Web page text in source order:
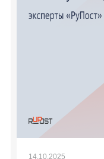
14.10.2025